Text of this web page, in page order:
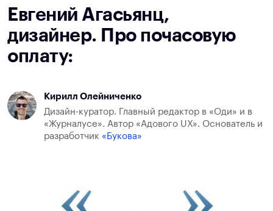
Евгений Агасьянц,
дизайнер. Про почасовую
оплату:
Кирилл Олейниченко
Дизайн-куратор. Главный редактор в «Оди» и в
«Журналусе». Автор «Адового UX». Основатель и
разработчик «Букова»